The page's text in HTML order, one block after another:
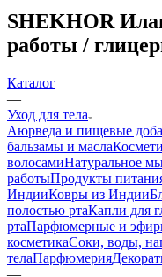
SHEKHOR
работы /
Каталог
—
Уход для тела
Аюрведа и пищевые
бальзамы и масла
волосамиНатуральное
работыПродукты
ИндииКовры из Индии
полостью ртаКапли для
ртаПарфюмерные и
косметикаСоки, воды,
телаПарфюмерия
—